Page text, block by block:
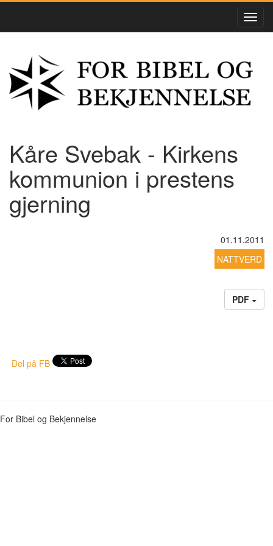
Kåre Svebak - Kirkens
kommunion i prestens
gjerning
01.11.2011
NATTVERD
PDF
Del på FB
For Bibel og Bekjennelse